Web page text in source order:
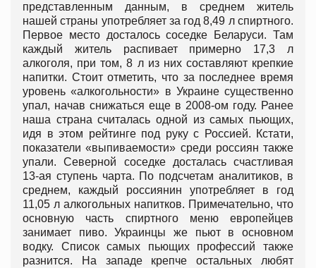
представленным данным, в среднем житель
нашей страны употребляет за год 8,49 л спиртного.
Первое место досталось соседке Беларуси. Там
каждый житель распивает примерно 17,3 л
алкоголя, при том, 8 л из них составляют крепкие
напитки. Стоит отметить, что за последнее время
уровень «алкогольности» в Украине существенно
упал, начав снижаться еще в 2008-ом году. Ранее
наша страна считалась одной из самых пьющих,
идя в этом рейтинге под руку с Россией. Кстати,
показатели «выпиваемости» среди россиян также
упали. Северной соседке досталась счастливая
13-ая ступень чарта. По подсчетам аналитиков, в
среднем, каждый россиянин употребляет в год
11,05 л алкогольных напитков. Примечательно, что
основную часть спиртного меню европейцев
занимает пиво. Украинцы же пьют в основном
водку. Список самых пьющих профессий также
разнится. На западе крепче остальных любят